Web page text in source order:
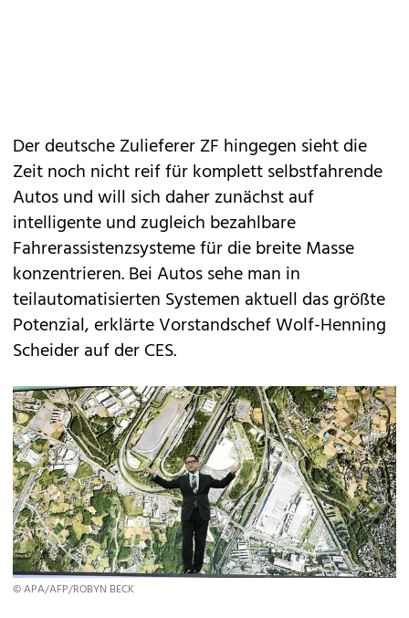
Der deutsche Zulieferer ZF hingegen sieht die
Zeit noch nicht reif für komplett selbstfahrende
Autos und will sich daher zunächst auf
intelligente und zugleich bezahlbare
Fahrerassistenzsysteme für die breite Masse
konzentrieren. Bei Autos sehe man in
teilautomatisierten Systemen aktuell das größte
Potenzial, erklärte Vorstandschef Wolf-Henning
Scheider auf der CES.
© APA/AFP/ROBYN BECK